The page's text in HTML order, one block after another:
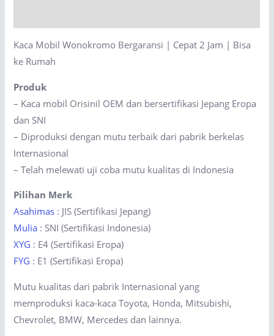
|
Bisa
ke
Rumah
quantity
Kaca Mobil Wonokromo Bergaransi | Cepat 2 Jam | Bisa
ke Rumah
Produk
– Kaca mobil Orisinil OEM dan bersertifikasi Jepang Eropa
dan SNI
– Diproduksi dengan mutu terbaik dari pabrik berkelas
Internasional
– Telah melewati uji coba mutu kualitas di Indonesia
Pilihan Merk
Asahimas : JIS (Sertifikasi Jepang)
Mulia : SNI (Sertifikasi Indonesia)
XYG : E4 (Sertifikasi Eropa)
FYG : E1 (Sertifikasi Eropa)
Mutu kualitas dari pabrik Internasional yang
memproduksi kaca-kaca Toyota, Honda, Mitsubishi,
Chevrolet, BMW, Mercedes dan lainnya.